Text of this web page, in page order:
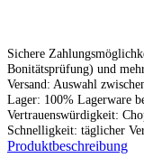
Sichere
Bonitätsprüfung) und
Versand: Auswahl
Lager: 100% Lagerware
Vertrauenswürdigkeit:
Schnelligkeit: täglicher
Produktbeschreibung